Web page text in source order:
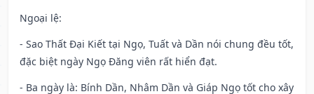
Ngoại lệ:
- Sao Thất Đại Kiết tại Ngọ, Tuất và Dần nói chung đều tốt,
đặc biệt ngày Ngọ Đăng viên rất hiển đạt.
- Ba ngày là: Bính Dần, Nhâm Dần và Giáp Ngọ tốt cho xây